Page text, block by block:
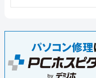
して作業